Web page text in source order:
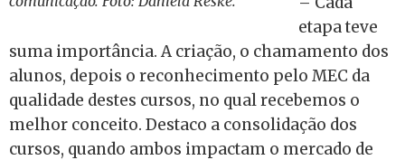
etapa teve
suma importância. A criação, o chamamento dos
alunos, depois o reconhecimento pelo MEC da
qualidade destes cursos, no qual recebemos o
melhor conceito. Destaco a consolidação dos
cursos, quando ambos impactam o mercado de